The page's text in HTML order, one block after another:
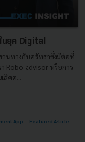
นยุค Digital
วนทางกับศรัทธาซึ่งมีต่อที่
Robo-advisor หรือการ
ศต...
App Featured Article